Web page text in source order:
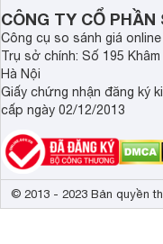
CÔNG TY CỔ PHẦN
Công cụ so sánh giá
Trụ sở chính: Số 195
Hà Nội
Giấy chứng nhận đăng ký
cấp ngày 02/12/2013
© 2013 - 2023 Bản quyền